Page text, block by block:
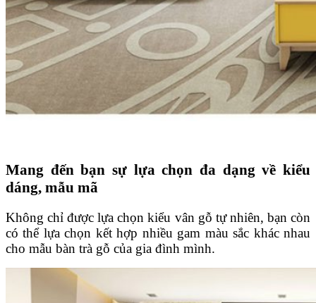
Mang đến bạn sự lựa chọn đa dạng về kiểu
dáng, mẫu mã
Không chỉ được lựa chọn kiểu vân gỗ tự nhiên, bạn còn
có thể lựa chọn kết hợp nhiều gam màu sắc khác nhau
cho mẫu bàn trà gỗ của gia đình mình.